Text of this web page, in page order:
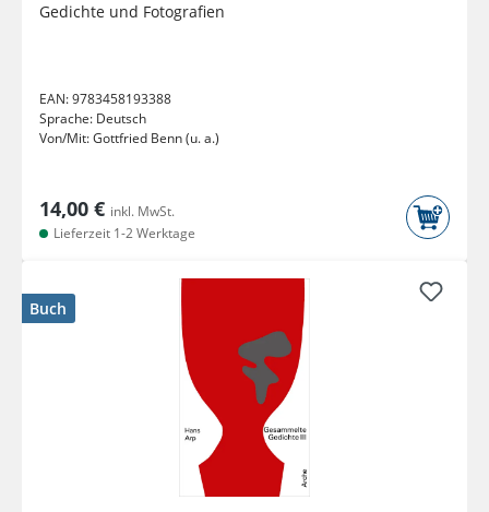
Gedichte und Fotografien
EAN:9783458193388
Sprache: Deutsch
Von/Mit:Gottfried Benn (u. a.)
14,00 € inkl. MwSt.
Lieferzeit 1-2 Werktage
Buch